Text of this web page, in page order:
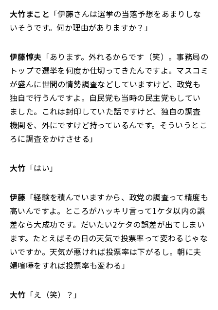
大竹まこと 「伊藤さんは選挙の当落予想をあまりしな
いそうです。何か理由がありますか？」
伊藤惇夫 「あります。外れるからです（笑）。事務局の
トップで選挙を何度か仕切ってきたんですよ。マスコミ
が盛んに世間の情勢調査などしていますけど、政党も
独自で行うんですよ。自民党も当時の民主党もしてい
ました。これは封印していた話ですけど、独自の調査
機関を、外にですけど持っているんです。そういうとこ
ろに調査をかけさせる」
大竹 「はい」
伊藤 「経験を積んでいますから、政党の調査って精度も
高いんですよ。ところがハッキリ言って1ケタ以内の誤
差なら大成功です。だいたい2ケタの誤差が出てしまい
ます。たとえばその日の天気で投票率って変わるじゃな
いですか。天気が悪ければ投票率は下がるし。朝に夫
婦喧嘩をすれば投票率も変わる」
大竹 「え（笑）？」